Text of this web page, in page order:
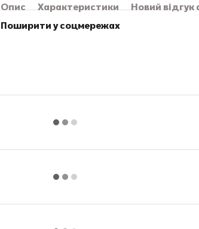
Опис Характеристики
Новий відгук
Поширити у соцмережах